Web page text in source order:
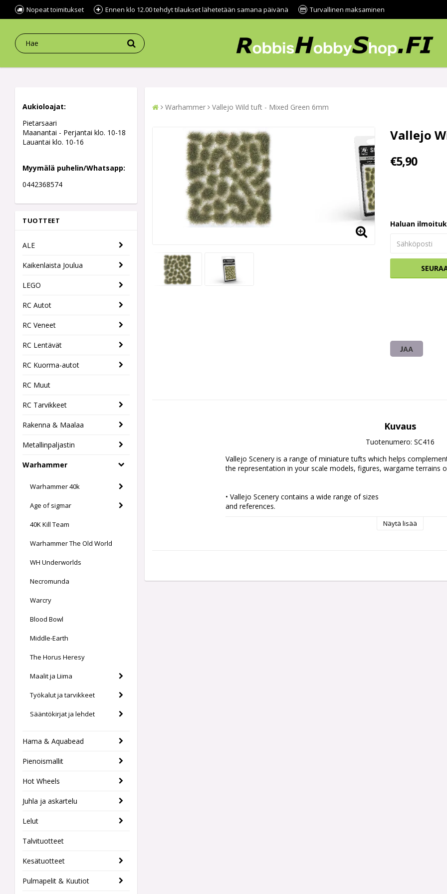
Nopeat toimitukset Ennen klo 12.00 tehdyt tilaukset lähetetään samana päivänä Turvallinen maksaminen
Aukioloajat:
Pietarsaari
Maanantai - Perjantai klo. 10-18
Lauantai klo. 10-16
Myymälä puhelin/Whatsapp:
0442368574
TUOTTEET
ALE
Kaikenlaista Joulua
LEGO
RC Autot
RC Veneet
RC Lentävät
RC Kuorma-autot
RC Muut
RC Tarvikkeet
Rakenna & Maalaa
Metallinpaljastin
Warhammer
Warhammer 40k
Age of sigmar
40K Kill Team
Warhammer The Old World
WH Underworlds
Necromunda
Warcry
Blood Bowl
Middle-Earth
The Horus Heresy
Maalit ja Liima
Työkalut ja tarvikkeet
Sääntökirjat ja lehdet
Hama & Aquabead
Pienoismallit
Hot Wheels
Juhla ja askartelu
Lelut
Talvituotteet
Kesätuotteet
Pulmapelit & Kuutiot
Warhammer Vallejo Wild tuft - Mixed Green 6mm
Vallejo
€5,90
Haluan
JAA
Kuvaus
Tuotenumero: SC416
Vallejo Scenery is a range of miniature tufts which helps
the representation in your scale models, figures, wargame terrains
• Vallejo Scenery contains a wide range of sizes
and references.
Näytä lisää